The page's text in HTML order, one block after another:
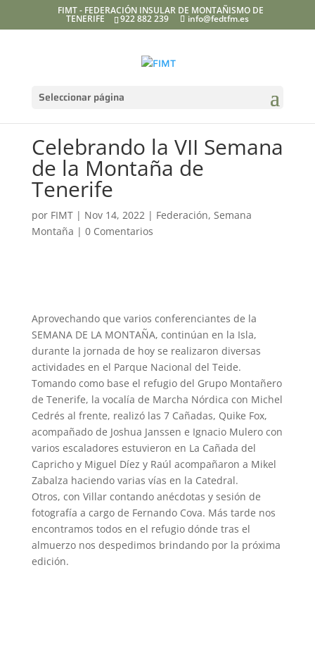
FIMT - FEDERACIÓN INSULAR DE MONTAÑISMO DE
TENERIFE 922 882 239 info@fedtfm.es
Seleccionar página
Celebrando la VII Semana
de la Montaña de
Tenerife
por FIMT| Nov 14, 2022| Federación, Semana
Montaña | 0 Comentarios
Aprovechando que varios conferenciantes de la
SEMANA DE LA MONTAÑA, continúan en la Isla,
durante la jornada de hoy se realizaron diversas
actividades en el Parque Nacional del Teide.
Tomando como base el refugio del Grupo Montañero
de Tenerife, la vocalía de Marcha Nórdica con Michel
Cedrés al frente, realizó las 7 Cañadas, Quike Fox,
acompañado de Joshua Janssen e Ignacio Mulero con
varios escaladores estuvieron en La Cañada del
Capricho y Miguel Díez y Raúl acompañaron a Mikel
Zabalza haciendo varias vías en la Catedral.
Otros, con Villar contando anécdotas y sesión de
fotografía a cargo de Fernando Cova. Más tarde nos
encontramos todos en el refugio dónde tras el
almuerzo nos despedimos brindando por la próxima
edición.